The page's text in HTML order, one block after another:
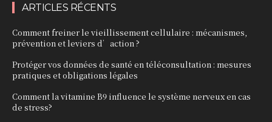
ARTICLES RÉCENTS
Comment freiner le vieillissement cellulaire : mécanismes,
prévention et leviers d’action ?
Protéger vos données de santé en téléconsultation : mesures
pratiques et obligations légales
Comment la vitamine B9 influence le système nerveux en cas
de stress?